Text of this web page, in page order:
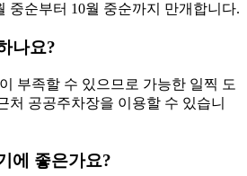
중순부터 10월 중순까지 만개합니다.
나요?
부족할 수 있으므로 가능한 일찍 도
처 공공주차장을 이용할 수 있습니
에 좋은가요?